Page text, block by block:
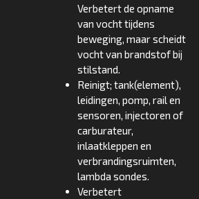
Verbetert de opname
van vocht tijdens
beweging, maar scheidt
vocht van brandstof bij
stilstand.
Reinigt; tank(element),
leidingen, pomp, rail en
sensoren, injectoren of
carburateur,
inlaatkleppen en
verbrandingsruimten,
lambda sondes.
Verbetert